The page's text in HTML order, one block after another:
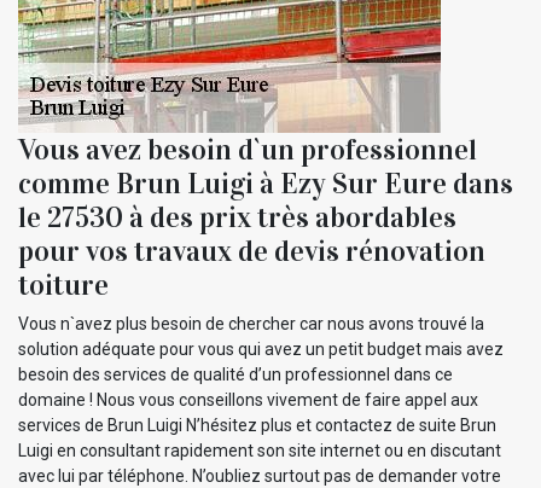
Vous avez besoin d`un professionnel
comme Brun Luigi à Ezy Sur Eure dans
le 27530 à des prix très abordables
pour vos travaux de devis rénovation
toiture
Vous n`avez plus besoin de chercher car nous avons trouvé la
solution adéquate pour vous qui avez un petit budget mais avez
besoin des services de qualité d’un professionnel dans ce
domaine ! Nous vous conseillons vivement de faire appel aux
services de Brun Luigi N’hésitez plus et contactez de suite Brun
Luigi en consultant rapidement son site internet ou en discutant
avec lui par téléphone. N’oubliez surtout pas de demander votre